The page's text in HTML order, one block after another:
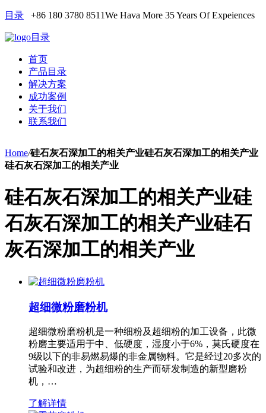
目录 +86 180 3780 8511We Hava More 35 Years Of Expeiences
目录
首页
产品目录
解决方案
成功案例
关于我们
联系我们
Home/硅石灰石深加工的相关产业硅石灰石深加工的相关产业
硅石灰石深加工的相关产业
硅石灰石深加工的相关产业硅
石灰石深加工的相关产业硅石
灰石深加工的相关产业
超细微粉磨粉机
超细微粉磨粉机是一种细粉及超细粉的加工设备，此微
粉磨主要适用于中、低硬度，湿度小于6%，莫氏硬度在
9级以下的非易燃易爆的非金属物料。它是经过20多次的
试验和改进，为超细粉的生产而研发制造的新型磨粉
机，…
了解详情